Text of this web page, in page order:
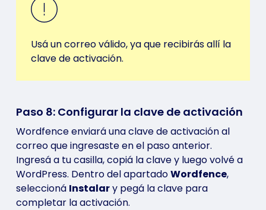
Usá un correo válido, ya que recibirás allí la
clave de activación.
Paso 8: Configurar la clave de activación
Wordfence enviará una clave de activación al
correo que ingresaste en el paso anterior.
Ingresá a tu casilla, copiá la clave y luego volvé a
WordPress. Dentro del apartadoWordfence,
seleccioná Instalary pegá la clave para
completar la activación.